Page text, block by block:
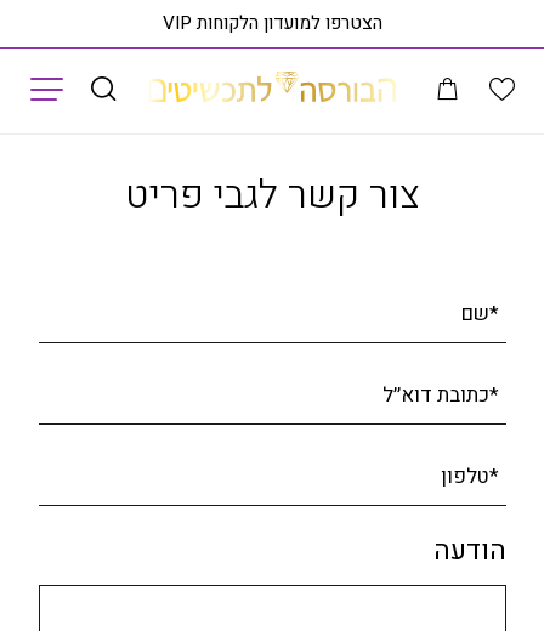
הצטרפו למועדון הלקוחות VIP
צור קשר לגבי פריט
*שם
*כתובת דוא׳׳ל
*טלפון
הודעה